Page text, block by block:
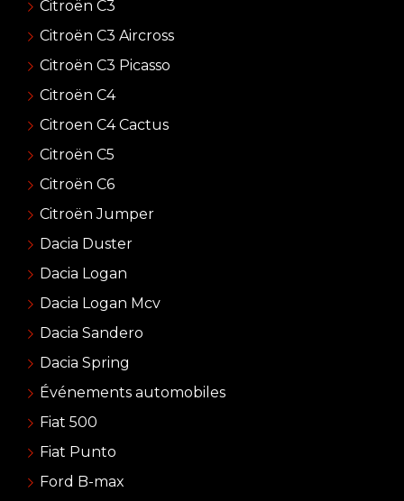
Citroën C3
Citroën C3 Aircross
Citroën C3 Picasso
Citroën C4
Citroen C4 Cactus
Citroën C5
Citroën C6
Citroën Jumper
Dacia Duster
Dacia Logan
Dacia Logan Mcv
Dacia Sandero
Dacia Spring
Événements automobiles
Fiat 500
Fiat Punto
Ford B-max